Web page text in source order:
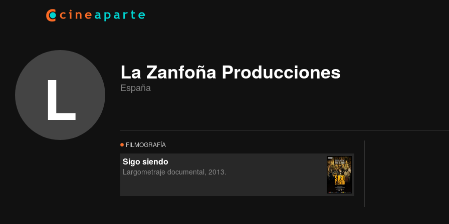
La Zanfoña Producciones
España
L
FILMOGRAFÍA
Sigo siendo
Largometraje documental, 2013.